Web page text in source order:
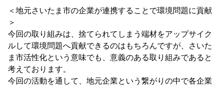
＜地元さいたま市の企業が連携することで環境問題に貢献
＞
今回の取り組みは、捨てられてしまう端材をアップサイク
ルして環境問題へ貢献できるのはもちろんですが、さいた
ま市活性化という意味でも、意義のある取り組みであると
考えております。
今回の活動を通して、地元企業という繋がりの中で各企業